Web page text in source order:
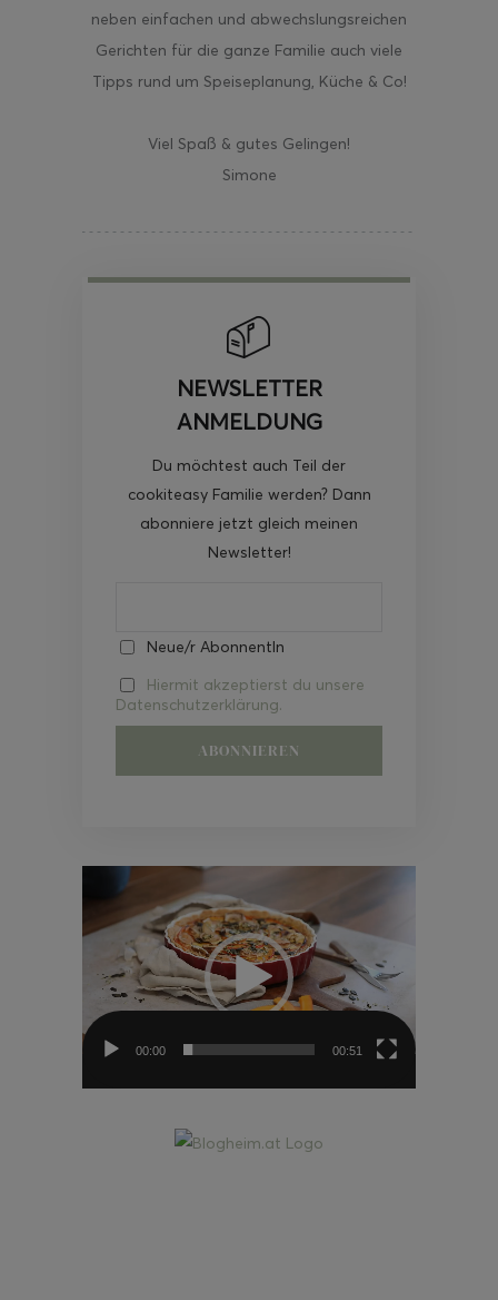
neben einfachen und abwechslungsreichen
Gerichten für die ganze Familie auch viele
Tipps rund um Speiseplanung, Küche & Co!
Viel Spaß & gutes Gelingen!
Simone
NEWSLETTER
ANMELDUNG
Du möchtest auch Teil der
cookiteasy Familie werden? Dann
abonniere jetzt gleich meinen
Newsletter!
Neue/r AbonnentIn
Hiermit akzeptierst du unsere
Datenschutzerklärung.
Video-
00:00 00:51